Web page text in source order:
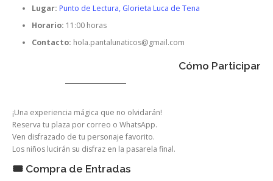
Lugar: Punto de Lectura, Glorieta Luca de Tena
Horario: 11:00 horas
Contacto: hola.pantalunaticos@gmail.com
Cómo Participar
¡Una experiencia mágica que no olvidarán!
Reserva tu plaza por correo o WhatsApp.
Ven disfrazado de tu personaje favorito.
Los niños lucirán su disfraz en la pasarela final.
🎟️ Compra de Entradas